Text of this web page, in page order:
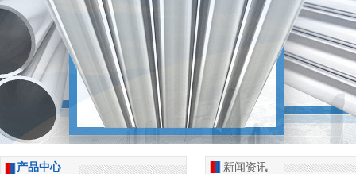
产品中心 新闻资讯